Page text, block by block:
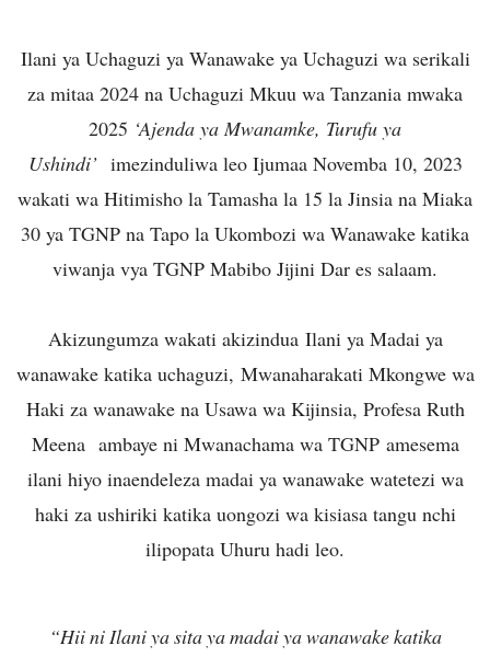
Ilani ya Uchaguzi ya Wanawake ya Uchaguzi wa serikali
za mitaa 2024 na Uchaguzi Mkuu wa Tanzania mwaka
2025 ‘Ajenda ya Mwanamke, Turufu ya
Ushindi’imezinduliwa leo Ijumaa Novemba 10, 2023
wakati wa Hitimisho la Tamasha la 15 la Jinsia na Miaka
30 ya TGNP na Tapo la Ukombozi wa Wanawake katika
viwanja vya TGNP Mabibo Jijini Dar es salaam.
Akizungumza wakati akizindua Ilani ya Madai ya
wanawake katika uchaguzi, Mwanaharakati Mkongwe wa
Haki za wanawake na Usawa wa Kijinsia, Profesa Ruth
Meena ambaye ni Mwanachama wa TGNP amesema
ilani hiyo inaendeleza madai ya wanawake watetezi wa
haki za ushiriki katika uongozi wa kisiasa tangu nchi
ilipopata Uhuru hadi leo.
“Hii ni Ilani ya sita ya madai ya wanawake katika